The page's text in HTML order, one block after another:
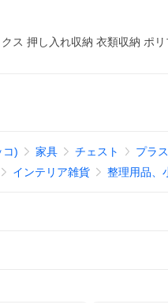
ス 押し入れ収納 衣類収納 ポ
コ) 家具 チェスト
プラ
インテリア雑貨 整理用品、